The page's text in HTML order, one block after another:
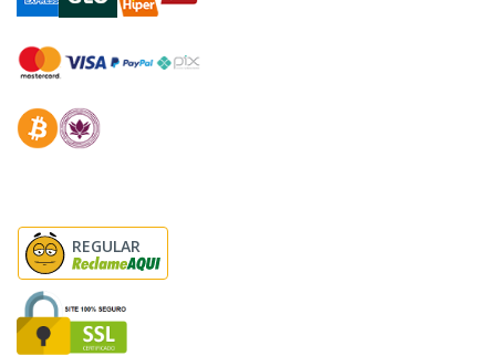
REGULAR